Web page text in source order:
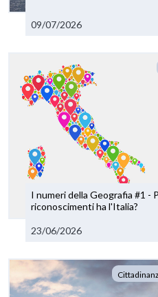
09/07/2026
I numeri della Geografia #1 - Patrimonio UNESCO: quanti
riconoscimenti ha l'Italia?
23/06/2026